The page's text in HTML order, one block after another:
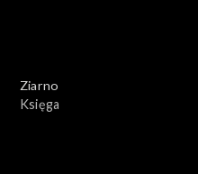
Ziarno
Księga